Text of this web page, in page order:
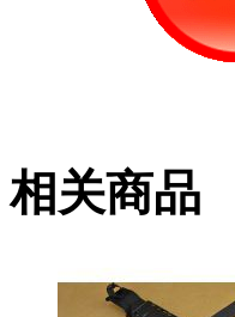
相关商品